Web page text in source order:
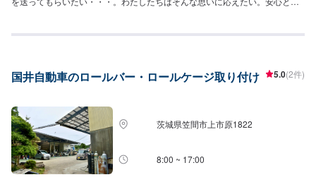
がっています。なぜならお客様には、仕事の内容のほとんどは見えないもの
ご相談もお気軽にどうぞ！【1】オファーにてお問い合わせ【2】お見積り
後する場合がございます。予めご了承ください。-----ご来店時の注意、受付方
法-----入庫の際はお気をつけてお越しください。駐車スペースは事務所前の空
いているスペースに駐車してください。受付はスタッフへ「メンテモで予約
しました」とお伝えください。ご案内いたします。【定休日・営業時間】定
休日：日曜日、祝日営業時間：9:00～17:00
国井自動車のロールバー・ロールケージ取り付け 5.0(2件)
茨城県笠間市上市原1822
8:00 ~ 17:00